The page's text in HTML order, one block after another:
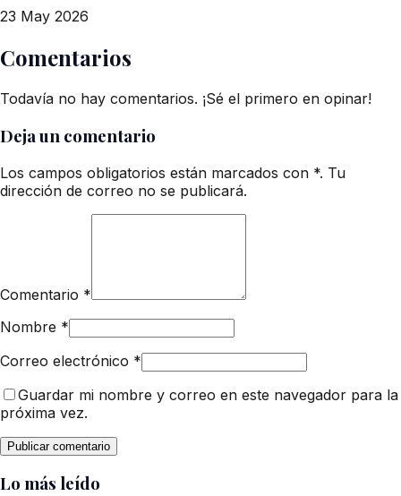
23 May 2026
Comentarios
Todavía no hay comentarios. ¡Sé el primero en opinar!
Deja un comentario
Los campos obligatorios están marcados con *. Tu
dirección de correo no se publicará.
Comentario *
Nombre *
Correo electrónico *
Guardar mi nombre y correo en este navegador para la
próxima vez.
Lo más leído